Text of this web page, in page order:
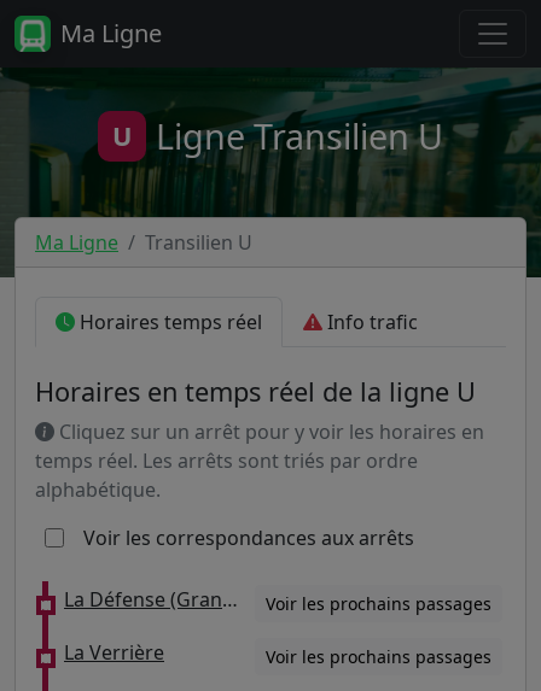
Ma Ligne
U Ligne Transilien U
Ma Ligne Transilien U
Horaires temps réel Info trafic
Horaires en temps réel de la ligne U
Cliquez sur un arrêt pour y voir les horaires en
temps réel. Les arrêts sont triés par ordre
alphabétique.
Voir les correspondances aux arrêts
La Défense (Grande Arche) Voir les prochains passages
La Verrière Voir les prochains passages